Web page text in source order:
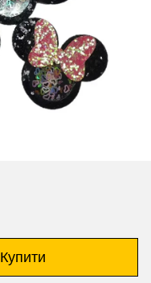
Купити